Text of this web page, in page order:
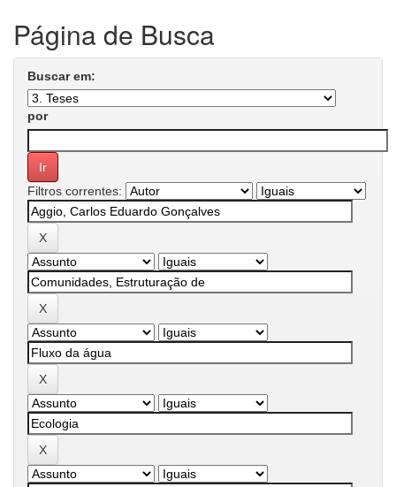
Página de Busca
Buscar em:
por
Filtros correntes: